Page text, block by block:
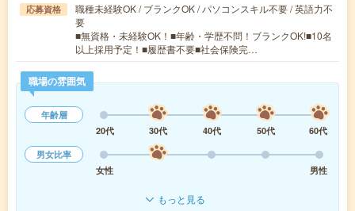
応募資格
職種未経験OK / ブランクOK / パソコンスキル不要 / 英語力不
要
■無資格・未経験OK！■年齢・学歴不問！ブランクOK!■10名
以上採用予定！■履歴書不要■社会保険完…
職場の雰囲気
年齢層
20代
30代 40代 50代
60代
男女比率
女性
男性
もっと見る